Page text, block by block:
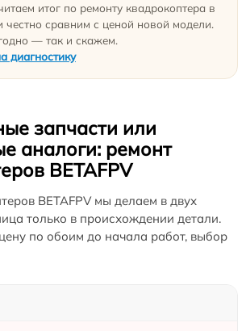
итог по ремонту квадрокоптера в
честно сравним с ценой новой модели.
— так и скажем.
диагностику
запчасти или
аналоги: ремонт
BETAFPV
BETAFPV мы делаем в двух
только в происхождении детали.
по обоим до начала работ, выбор